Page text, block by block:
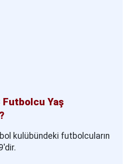
Futbolcu Yaş
kulübündeki futbolcuların